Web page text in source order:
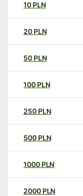
10 PLN
20 PLN
50 PLN
100 PLN
250 PLN
500 PLN
1000 PLN
2000 PLN